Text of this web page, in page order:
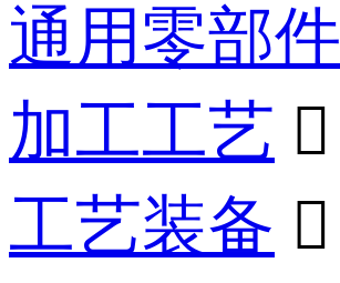
通用零部件
加工工艺 
工艺装备 